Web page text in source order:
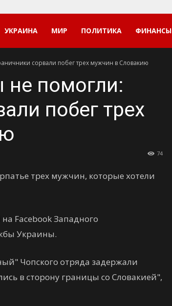
УКРАИНА МИР ПОЛИТИКА ФИНАНСЫ
сорвали побег трех мужчин в Словакию
не помогли:
побег трех
74
трех мужчин, которые хотели
Facebook Западного
Украины.
Чопского отряда задержали
в сторону границы со Словакией",